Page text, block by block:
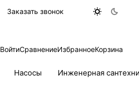
Заказать звонок
ВойтиСравнениеИзбранноеКорзина
Насосы Инженерная